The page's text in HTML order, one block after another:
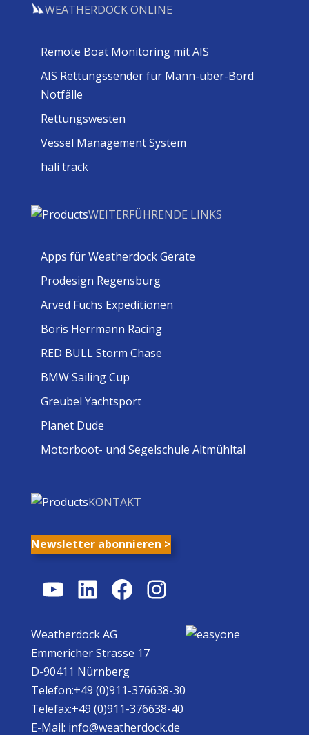
WEATHERDOCK ONLINE
Remote Boat Monitoring mit AIS
AIS Rettungssender für Mann-über-Bord
Notfälle
Rettungswesten
Vessel Management System
hali track
WEITERFÜHRENDE LINKS
Apps für Weatherdock Geräte
Prodesign Regensburg
Arved Fuchs Expeditionen
Boris Herrmann Racing
RED BULL Storm Chase
BMW Sailing Cup
Greubel Yachtsport
Planet Dude
Motorboot- und Segelschule Altmühltal
KONTAKT
Newsletter abonnieren >
YouTube
LinkedIn
Facebook
Instagram
Weatherdock AG
Emmericher Strasse 17
D-90411 Nürnberg
Telefon:+49 (0)911-376638-30
Telefax:+49 (0)911-376638-40
E-Mail: info@weatherdock.de